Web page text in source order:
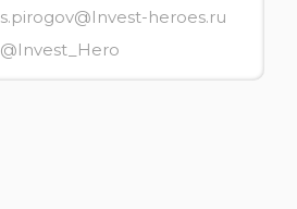
s.pirogov@Invest-heroes.ru
@Invest_Hero